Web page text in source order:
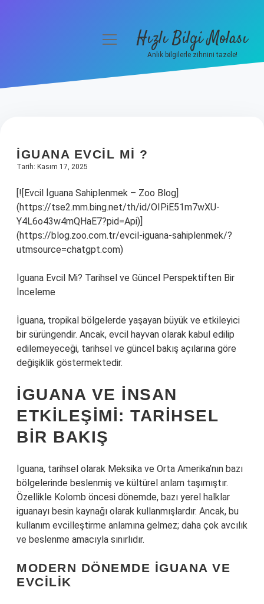
Hakkımızda
menüyüHızlı Bilgi Molası
Anlık bilgilerle zihnini tazele!
İGUANA EVCIL MI ?
Tarih: Kasım 17, 2025
[![Evcil İguana Sahiplenmek – Zoo Blog]
(https://tse2.mm.bing.net/th/id/OIP.iE51m7wXU-
Y4L6o43w4mQHaE7?pid=Api)]
(https://blog.zoo.com.tr/evcil-iguana-sahiplenmek/?
utmsource=chatgpt.com)
İguana Evcil Mi? Tarihsel ve Güncel Perspektiften Bir
İnceleme
İguana, tropikal bölgelerde yaşayan büyük ve etkileyici
bir sürüngendir. Ancak, evcil hayvan olarak kabul edilip
edilemeyeceği, tarihsel ve güncel bakış açılarına göre
değişiklik göstermektedir.
İGUANA VE İNSAN
ETKILEŞIMI: TARIHSEL
BIR BAKIŞ
İguana, tarihsel olarak Meksika ve Orta Amerika’nın bazı
bölgelerinde beslenmiş ve kültürel anlam taşımıştır.
Özellikle Kolomb öncesi dönemde, bazı yerel halklar
iguanayı besin kaynağı olarak kullanmışlardır. Ancak, bu
kullanım evcilleştirme anlamına gelmez; daha çok avcılık
ve beslenme amacıyla sınırlıdır.
MODERN DÖNEMDE İGUANA VE
EVCILIK